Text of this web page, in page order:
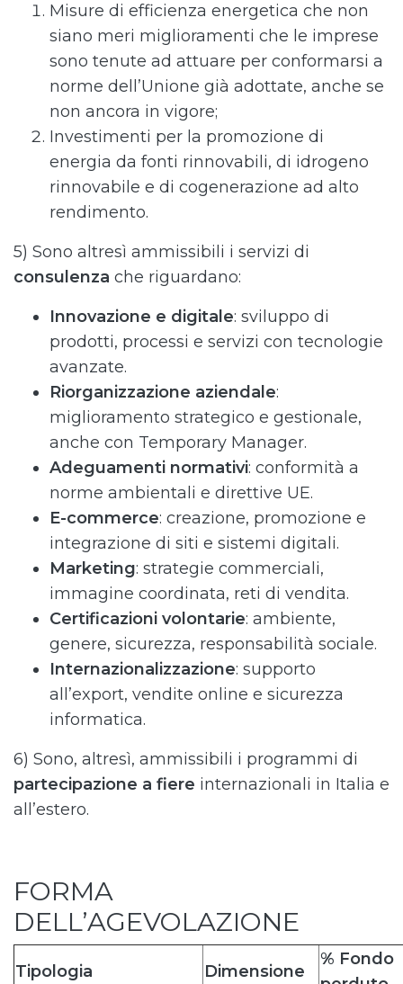
Misure di efficienza energetica che non
siano meri miglioramenti che le imprese
sono tenute ad attuare per conformarsi a
norme dell’Unione già adottate, anche se
non ancora in vigore;
Investimenti per la promozione di
energia da fonti rinnovabili, di idrogeno
rinnovabile e di cogenerazione ad alto
rendimento.
5) Sono altresì ammissibili i servizi di
consulenza che riguardano:
Innovazione e digitale: sviluppo di
prodotti, processi e servizi con tecnologie
avanzate.
Riorganizzazione aziendale:
miglioramento strategico e gestionale,
anche con Temporary Manager.
Adeguamenti normativi: conformità a
norme ambientali e direttive UE.
E-commerce: creazione, promozione e
integrazione di siti e sistemi digitali.
Marketing: strategie commerciali,
immagine coordinata, reti di vendita.
Certificazioni volontarie: ambiente,
genere, sicurezza, responsabilità sociale.
Internazionalizzazione: supporto
all’export, vendite online e sicurezza
informatica.
6) Sono, altresì, ammissibili i programmi di
partecipazione a fiere internazionali in Italia e
all’estero.
FORMA
DELL’AGEVOLAZIONE
Tipologia Dimensione
% Fondo